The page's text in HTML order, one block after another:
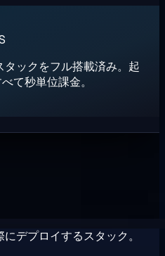
ックをフル搭載済み。起
て秒単位課金。
デプロイするスタック。